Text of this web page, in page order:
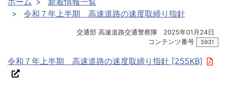
令和７年上半期 高速道路の速度取締り指針
交通部 高速道路交通警察隊
2025年01月24日
コンテンツ番号
5931
令和７年上半期 高速道路の速度取締り指針 [255KB]